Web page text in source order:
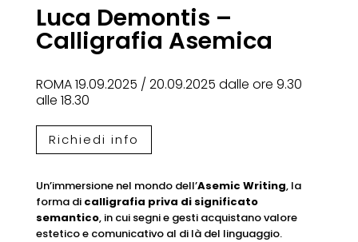
Luca Demontis –
Calligrafia Asemica
ROMA 19.09.2025 / 20.09.2025 dalle ore 9.30
alle 18.30
Richiedi info
Un’immersione nel mondo dell’Asemic Writing, la
forma di calligrafia priva di significato
semantico, in cui segni e gesti acquistano valore
estetico e comunicativo al di là del linguaggio.